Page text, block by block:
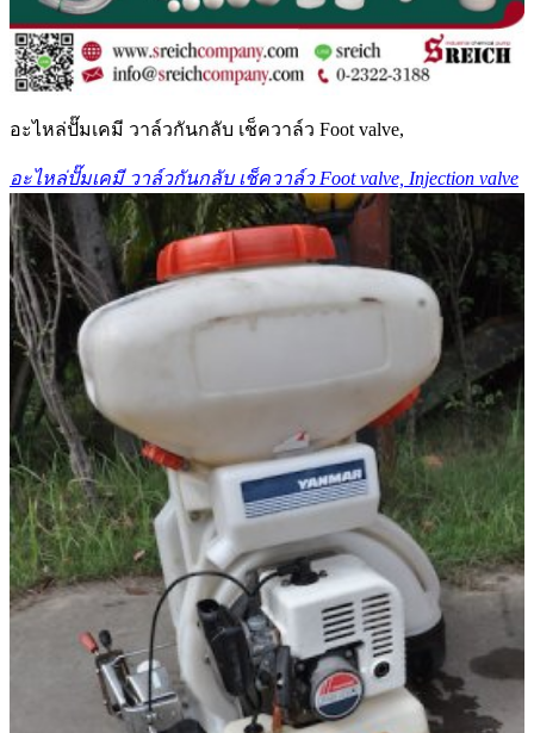
อะไหล่ปั๊มเคมี วาล์วกันกลับ เช็ควาล์ว Foot valve,
อะไหล่ปั๊มเคมี วาล์วกันกลับ เช็ควาล์ว Foot valve, Injection valve